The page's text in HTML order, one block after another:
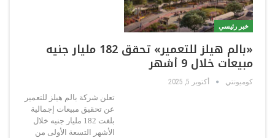
خبر رئيسي
«بالم هيلز للتعمير» تحقق 182 مليار جنيه
مبيعات خلال 9 أشهر
كوميونتي أكتوبر 5, 2025
تعلن شركة بالم هيلز للتعمير
عن تحقيق مبيعات إجمالية
بلغت 182 مليار جنيه خلال
الأشهر التسعة الأولى من